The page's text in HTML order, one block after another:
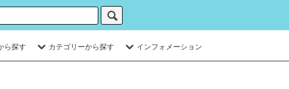
ら探す カテゴリーから探す インフォメーション